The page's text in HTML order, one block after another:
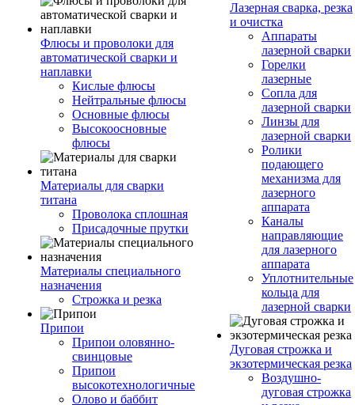
Флюсы и проволоки для
автоматической сварки и
наплавки
Кислые флюсы
Нейтральные флюсы
Основные флюсы
Высокоосновные
флюсы
Материалы для сварки
титана
Проволока сплошная
Присадочные прутки
Материалы специального
назначения
Строжка и резка
Припои
Припои оловянно-
свинцовые
Припои
высокотехнологичные
Олово и баббит
Лазерная сварка, резка
и очистка
Аппараты
лазерной сварки
Горелки
лазерные
Сопла для
лазерной сварки
Линзы для
лазерной сварки
Ролики
подающего
механизма для
лазерного
аппарата
Каналы
направляющие
для лазерного
аппарата
Уплотнительные
кольца для
лазерной сварки
Дуговая строжка и
экзотермическая резка
Воздушно-
дуговая строжка